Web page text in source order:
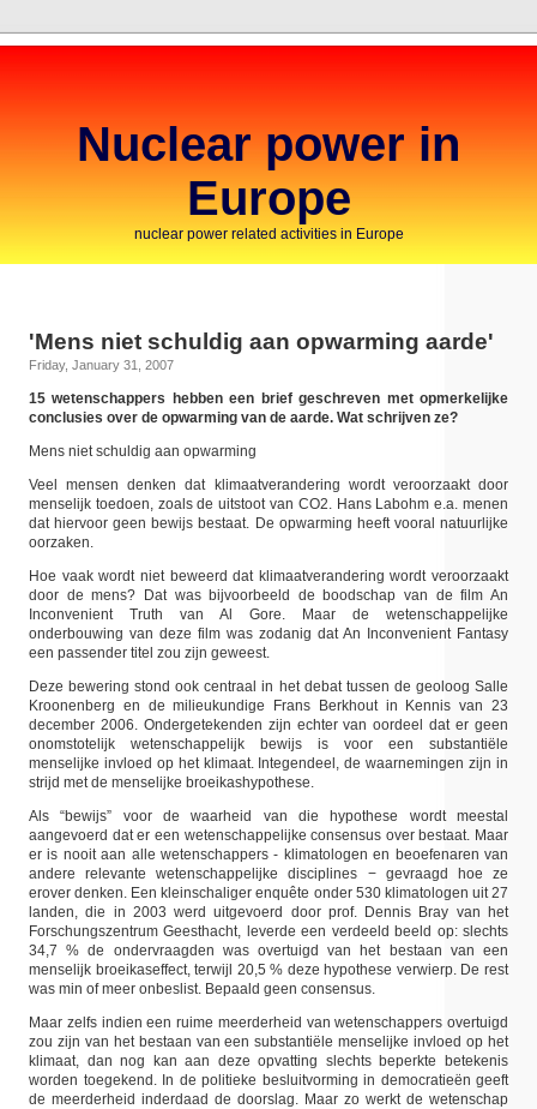
Nuclear power in
Europe
nuclear power related activities in Europe
'Mens niet schuldig aan opwarming aarde'
Friday, January 31, 2007
15 wetenschappers hebben een brief geschreven met opmerkelijke
conclusies over de opwarming van de aarde. Wat schrijven ze?
Mens niet schuldig aan opwarming
Veel mensen denken dat klimaatverandering wordt veroorzaakt door
menselijk toedoen, zoals de uitstoot van CO2. Hans Labohm e.a. menen
dat hiervoor geen bewijs bestaat. De opwarming heeft vooral natuurlijke
oorzaken.
Hoe vaak wordt niet beweerd dat klimaatverandering wordt veroorzaakt
door de mens? Dat was bijvoorbeeld de boodschap van de film An
Inconvenient Truth van Al Gore. Maar de wetenschappelijke
onderbouwing van deze film was zodanig dat An Inconvenient Fantasy
een passender titel zou zijn geweest.
Deze bewering stond ook centraal in het debat tussen de geoloog Salle
Kroonenberg en de milieukundige Frans Berkhout in Kennis van 23
december 2006. Ondergetekenden zijn echter van oordeel dat er geen
onomstotelijk wetenschappelijk bewijs is voor een substantiële
menselijke invloed op het klimaat. Integendeel, de waarnemingen zijn in
strijd met de menselijke broeikashypothese.
Als “bewijs” voor de waarheid van die hypothese wordt meestal
aangevoerd dat er een wetenschappelijke consensus over bestaat. Maar
er is nooit aan alle wetenschappers - klimatologen en beoefenaren van
andere relevante wetenschappelijke disciplines − gevraagd hoe ze
erover denken. Een kleinschaliger enquête onder 530 klimatologen uit 27
landen, die in 2003 werd uitgevoerd door prof. Dennis Bray van het
Forschungszentrum Geesthacht, leverde een verdeeld beeld op: slechts
34,7 % de ondervraagden was overtuigd van het bestaan van een
menselijk broeikaseffect, terwijl 20,5 % deze hypothese verwierp. De rest
was min of meer onbeslist. Bepaald geen consensus.
Maar zelfs indien een ruime meerderheid van wetenschappers overtuigd
zou zijn van het bestaan van een substantiële menselijke invloed op het
klimaat, dan nog kan aan deze opvatting slechts beperkte betekenis
worden toegekend. In de politieke besluitvorming in democratieën geeft
de meerderheid inderdaad de doorslag. Maar zo werkt de wetenschap